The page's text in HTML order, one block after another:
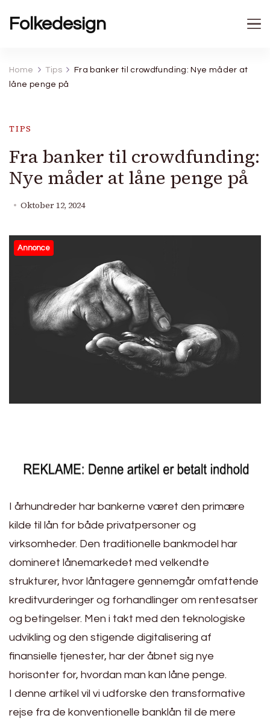
Folkedesign
Home Tips
Fra banker til crowdfunding: Nye måder at
låne penge på
TIPS
Fra banker til crowdfunding:
Nye måder at låne penge på
Oktober 12, 2024
Annonce
I århundreder har bankerne været den primære
kilde til lån for både privatpersoner og
virksomheder. Den traditionelle bankmodel har
domineret lånemarkedet med velkendte
strukturer, hvor låntagere gennemgår omfattende
kreditvurderinger og forhandlinger om rentesatser
og betingelser. Men i takt med den teknologiske
udvikling og den stigende digitalisering af
finansielle tjenester, har der åbnet sig nye
horisonter for, hvordan man kan låne penge.
I denne artikel vil vi udforske den transformative
rejse fra de konventionelle banklån til de mere